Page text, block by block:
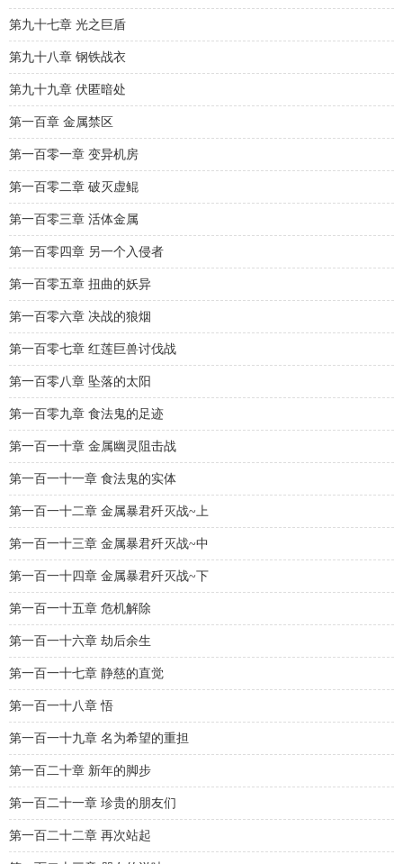
第九十七章 光之巨盾
第九十八章 钢铁战衣
第九十九章 伏匿暗处
第一百章 金属禁区
第一百零一章 变异机房
第一百零二章 破灭虚鲲
第一百零三章 活体金属
第一百零四章 另一个入侵者
第一百零五章 扭曲的妖异
第一百零六章 决战的狼烟
第一百零七章 红莲巨兽讨伐战
第一百零八章 坠落的太阳
第一百零九章 食法鬼的足迹
第一百一十章 金属幽灵阻击战
第一百一十一章 食法鬼的实体
第一百一十二章 金属暴君歼灭战~上
第一百一十三章 金属暴君歼灭战~中
第一百一十四章 金属暴君歼灭战~下
第一百一十五章 危机解除
第一百一十六章 劫后余生
第一百一十七章 静慈的直觉
第一百一十八章 悟
第一百一十九章 名为希望的重担
第一百二十章 新年的脚步
第一百二十一章 珍贵的朋友们
第一百二十二章 再次站起